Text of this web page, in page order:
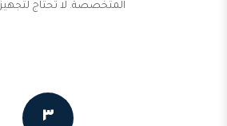
المتخصصة. لا تحتاج
٣